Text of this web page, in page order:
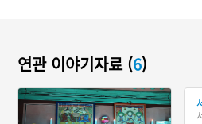
연관 이야기자료 (6)